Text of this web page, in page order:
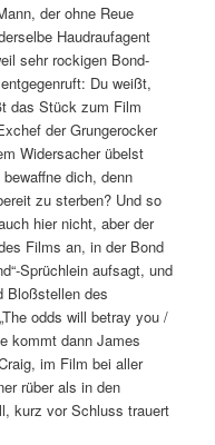
der ohne Reue
Haudraufagent
sehr rockigen Bond-
Du weißt,
das Stück zum Film
der Grungerocker
Widersacher übelst
dich, denn
zu sterben? Und so
hier nicht, aber der
Films an, in der Bond
Sprüchlein aufsagt, und
Bloßstellen des
odds will betray you /
kommt dann James
im Film bei aller
rüber als in den
kurz vor Schluss trauert